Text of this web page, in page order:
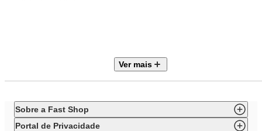
Ver mais
Sobre a Fast Shop
Portal de Privacidade